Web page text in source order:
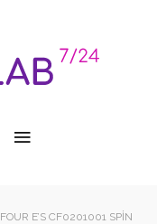
FOUR E’S CF0201001 SPIN